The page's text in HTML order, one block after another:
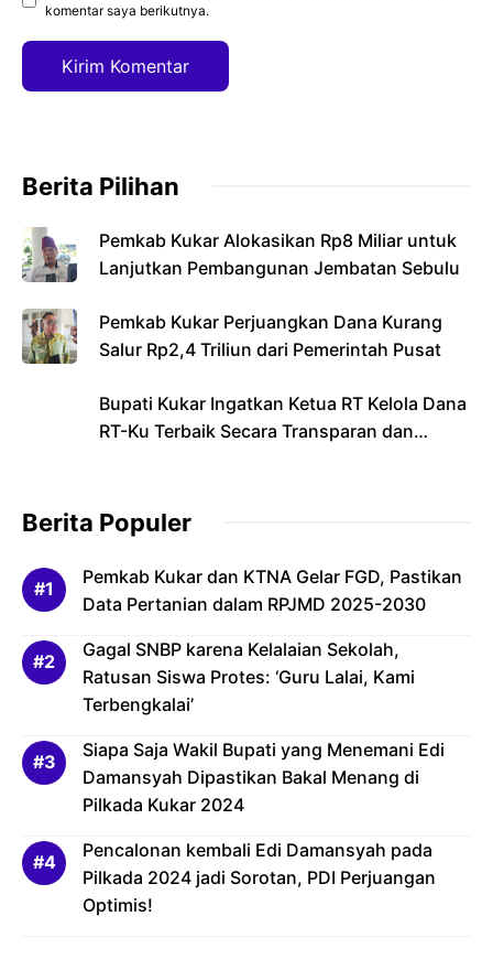
komentar saya berikutnya.
Berita Pilihan
Pemkab Kukar Alokasikan Rp8 Miliar untuk
Lanjutkan Pembangunan Jembatan Sebulu
Pemkab Kukar Perjuangkan Dana Kurang
Salur Rp2,4 Triliun dari Pemerintah Pusat
Bupati Kukar Ingatkan Ketua RT Kelola Dana
RT-Ku Terbaik Secara Transparan dan
Berita Populer
Pemkab Kukar dan KTNA Gelar FGD, Pastikan
Data Pertanian dalam RPJMD 2025-2030
Gagal SNBP karena Kelalaian Sekolah,
Ratusan Siswa Protes: ‘Guru Lalai, Kami
Terbengkalai’
Siapa Saja Wakil Bupati yang Menemani Edi
Damansyah Dipastikan Bakal Menang di
Pilkada Kukar 2024
Pencalonan kembali Edi Damansyah pada
Pilkada 2024 jadi Sorotan, PDI Perjuangan
Optimis!